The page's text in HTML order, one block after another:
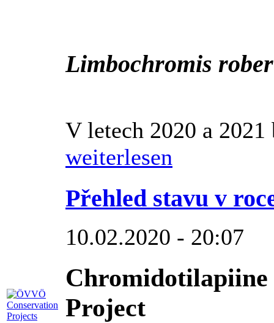
Limbochromis
V letech 2020 a
weiterlesen
Přehled stavu v
10.02.2020 - 20:07
Project